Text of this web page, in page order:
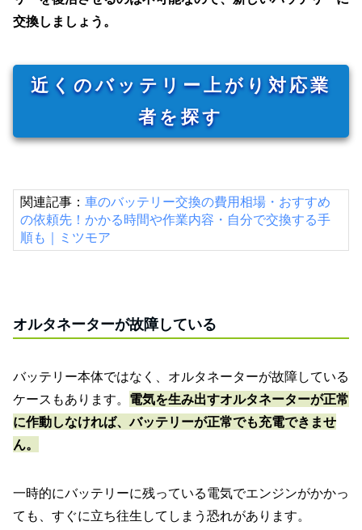
交換しましょう。
近くのバッテリー上がり対応業
者を探す
関連記事： 車のバッテリー交換の費用相場・おすすめ
の依頼先！かかる時間や作業内容・自分で交換する手
順も｜ミツモア
オルタネーターが故障している
バッテリー本体ではなく、オルタネーターが故障している
ケースもあります。 電気を生み出すオルタネーターが正常
に作動しなければ、バッテリーが正常でも充電できませ
ん。
一時的にバッテリーに残っている電気でエンジンがかかっ
ても、すぐに立ち往生してしまう恐れがあります。